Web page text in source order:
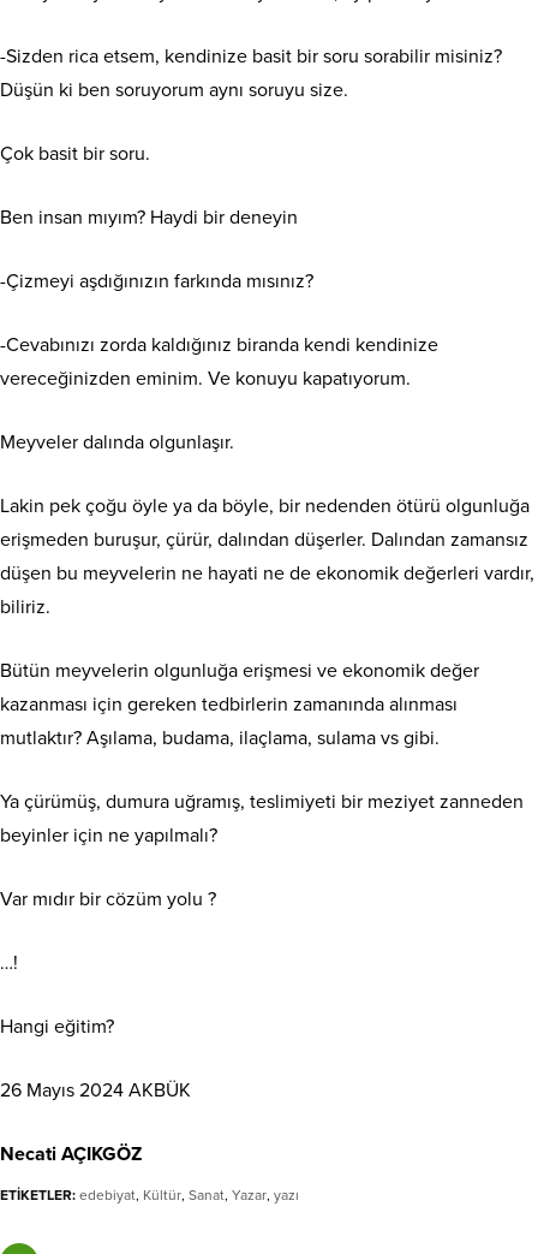
-Sizden rica etsem, kendinize basit bir soru sorabilir misiniz?
Düşün ki ben soruyorum aynı soruyu size.
Çok basit bir soru.
Ben insan mıyım? Haydi bir deneyin
-Çizmeyi aşdığınızın farkında mısınız?
-Cevabınızı zorda kaldığınız biranda kendi kendinize
vereceğinizden eminim. Ve konuyu kapatıyorum.
Meyveler dalında olgunlaşır.
Lakin pek çoğu öyle ya da böyle, bir nedenden ötürü olgunluğa
erişmeden buruşur, çürür, dalından düşerler. Dalından zamansız
düşen bu meyvelerin ne hayati ne de ekonomik değerleri vardır,
biliriz.
Bütün meyvelerin olgunluğa erişmesi ve ekonomik değer
kazanması için gereken tedbirlerin zamanında alınması
mutlaktır? Aşılama, budama, ilaçlama, sulama vs gibi.
Ya çürümüş, dumura uğramış, teslimiyeti bir meziyet zanneden
beyinler için ne yapılmalı?
Var mıdır bir cözüm yolu ?
…!
Hangi eğitim?
26 Mayıs 2024 AKBÜK
Necati AÇIKGÖZ
ETİKETLER: edebiyat, Kültür, Sanat, Yazar, yazı